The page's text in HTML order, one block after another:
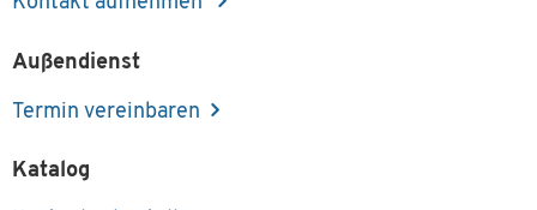
Außendienst
Termin vereinbaren
Katalog